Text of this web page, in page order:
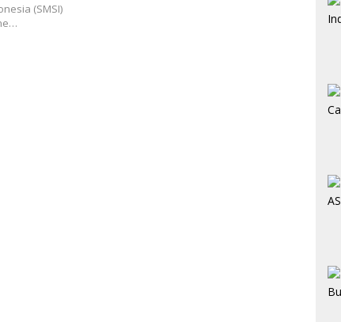
(SMSI)